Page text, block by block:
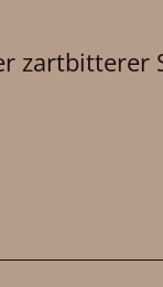
zartbitterer